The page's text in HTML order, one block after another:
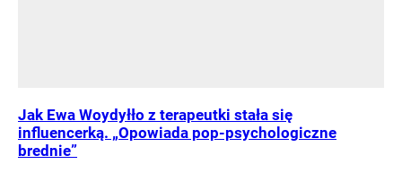
Jak Ewa Woydyłło z terapeutki stała się
influencerką. „Opowiada pop-psychologiczne
brednie”